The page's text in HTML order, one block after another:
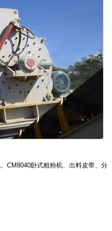
CM8040卧式粗粉机、出料皮带、分